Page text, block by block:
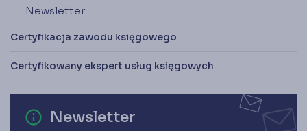
Newsletter
Certyfikacja zawodu księgowego
Certyfikowany ekspert usług księgowych
error_outline Newsletter